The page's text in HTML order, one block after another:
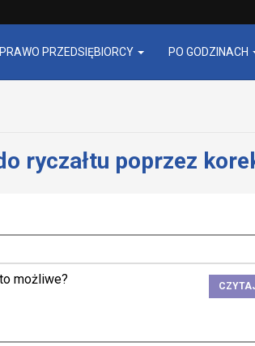
PRAWO PRZEDSIĘBIORCY PO GODZINACH
ryczałtu poprzez
możliwe?